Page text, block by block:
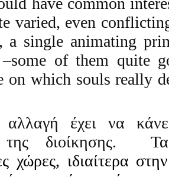
varied, even
a single animating
–some of them quite
on which souls really
έχει να
της διοίκησης.
χώρες, ιδιαίτερα